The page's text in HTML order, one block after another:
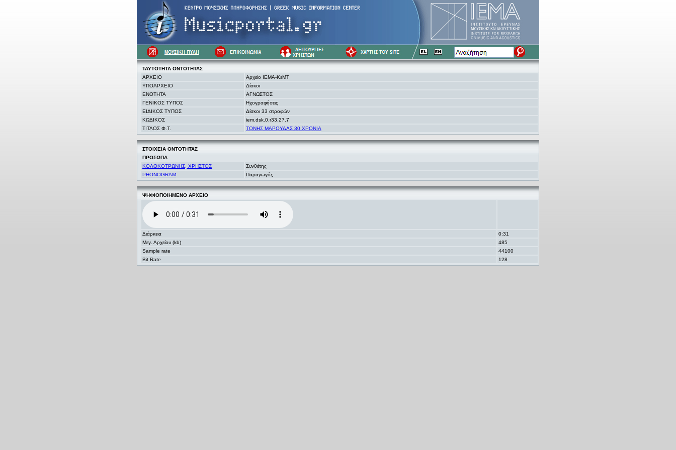
ΤΑΥΤΟΤΗΤΑ ΟΝΤΟΤΗΤΑΣ
ΑΡΧΕΙΟ
Αρχείο ΙΕΜΑ-ΚεΜΤ
ΥΠΟΑΡΧΕΙΟ
Δίσκοι
ΕΝΟΤΗΤΑ
ΑΓΝΩΣΤΟΣ
ΓΕΝΙΚΟΣ ΤΥΠΟΣ
Ηχογραφήσεις
ΕΙΔΙΚΟΣ ΤΥΠΟΣ
Δίσκοι 33 στροφών
ΚΩΔΙΚΟΣ
iem.dsk.0.r33.27.7
ΤΙΤΛΟΣ Φ.Τ.
ΤΟΝΗΣ ΜΑΡΟΥΔΑΣ 30 ΧΡΟΝΙΑ
ΣΤΟΙΧΕΙΑ ΟΝΤΟΤΗΤΑΣ
ΠΡΟΣΩΠΑ
ΚΟΛΟΚΟΤΡΩΝΗΣ, ΧΡΗΣΤΟΣ
Συνθέτης
PHONOGRAM
Παραγωγός
ΨΗΦΙΟΠΟΙΗΜΕΝΟ ΑΡΧΕΙΟ
Διάρκεια
0:31
Μεγ. Αρχείου (kb)
485
Sample rate
44100
Bit Rate
128